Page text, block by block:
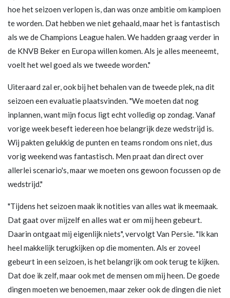
hoe het seizoen verlopen is, dan was onze ambitie om kampioen
te worden. Dat hebben we niet gehaald, maar het is fantastisch
als we de Champions League halen. We hadden graag verder in
de KNVB Beker en Europa willen komen. Als je alles meeneemt,
voelt het wel goed als we tweede worden."
Uiteraard zal er, ook bij het behalen van de tweede plek, na dit
seizoen een evaluatie plaatsvinden. "We moeten dat nog
inplannen, want mijn focus ligt echt volledig op zondag. Vanaf
vorige week beseft iedereen hoe belangrijk deze wedstrijd is.
Wij pakten gelukkig de punten en teams rondom ons niet, dus
vorig weekend was fantastisch. Men praat dan direct over
allerlei scenario's, maar we moeten ons gewoon focussen op de
wedstrijd."
"Tijdens het seizoen maak ik notities van alles wat ik meemaak.
Dat gaat over mijzelf en alles wat er om mij heen gebeurt.
Daarin ontgaat mij eigenlijk niets", vervolgt Van Persie. "Ik kan
heel makkelijk terugkijken op die momenten. Als er zoveel
gebeurt in een seizoen, is het belangrijk om ook terug te kijken.
Dat doe ik zelf, maar ook met de mensen om mij heen. De goede
dingen moeten we benoemen, maar zeker ook de dingen die niet